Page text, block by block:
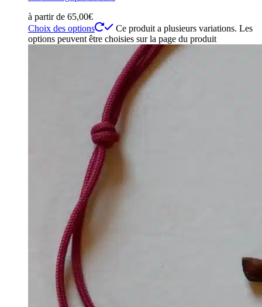
à partir de 65,00€
Choix des options
Ce produit a plusieurs variations. Les
options peuvent être choisies sur la page du produit